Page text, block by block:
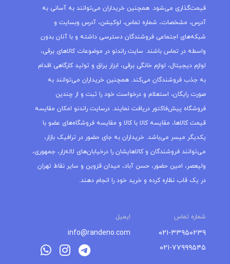
قیمت‌گذاری می‌شود. همچنین خریداران می‌توانند به آسانی به
آدرس، مشخصات، شماره تماس، لوکیشن، آدرس وبسایت و
شبکه‌های اجتماعی فروشندگان دسترسی داشته و با آنان بدون
واسطه در تماس باشند. سایت راندنو در موضوعات کالاهای برقی،
لوازم دیجیتال، لوازم خانگی برقی، ابزار یراق و تولید کارگاهی اقدام
به جذب فروشندگان می‌کند. همچنین خریداران می‌توانند به
صورت رایگان، استعلام و درخواست خود را ثبت و از چندین
فروشگاه پیش‌فاکتور دریافت نمایند. درسایت راندنو امکان مقایسه
قیمت کالاها، مقایسه کالا با کالا و مقایسه فروشگاه‌های عضو با
یکدیگر میسر می‌باشد. خریداران به جای حضور در ترافیک بازار،
می‌توانند فروشندگان و کالاهایشان را درخیابان‌های لاله‌زار، جمهوری،
ولیعصر، امین حضور، حسن آباد، میدان قزوین و سایر نقاط تهران
در یک قاب نظاره کرده و خرید خود را انجام دهند.
شماره تماس ایمیل
۰۲۱-۳۳۹۵۰۲۳۹
۰۲۱-۷۷۹۹۹۵۴۵
info@randeno.com